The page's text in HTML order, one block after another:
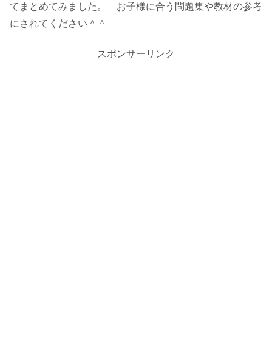
てまとめてみました。 お子様に合う問題集や教材の参考
にされてください＾＾
スポンサーリンク